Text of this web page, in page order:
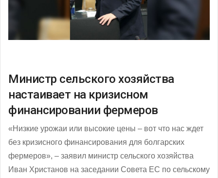
Министр сельского хозяйства
настаивает на кризисном
финансировании фермеров
«Низкие урожаи или высокие цены – вот что нас ждет
без кризисного финансирования для болгарских
фермеров», – заявил министр сельского хозяйства
Иван Христанов на заседании Совета ЕС по сельскому